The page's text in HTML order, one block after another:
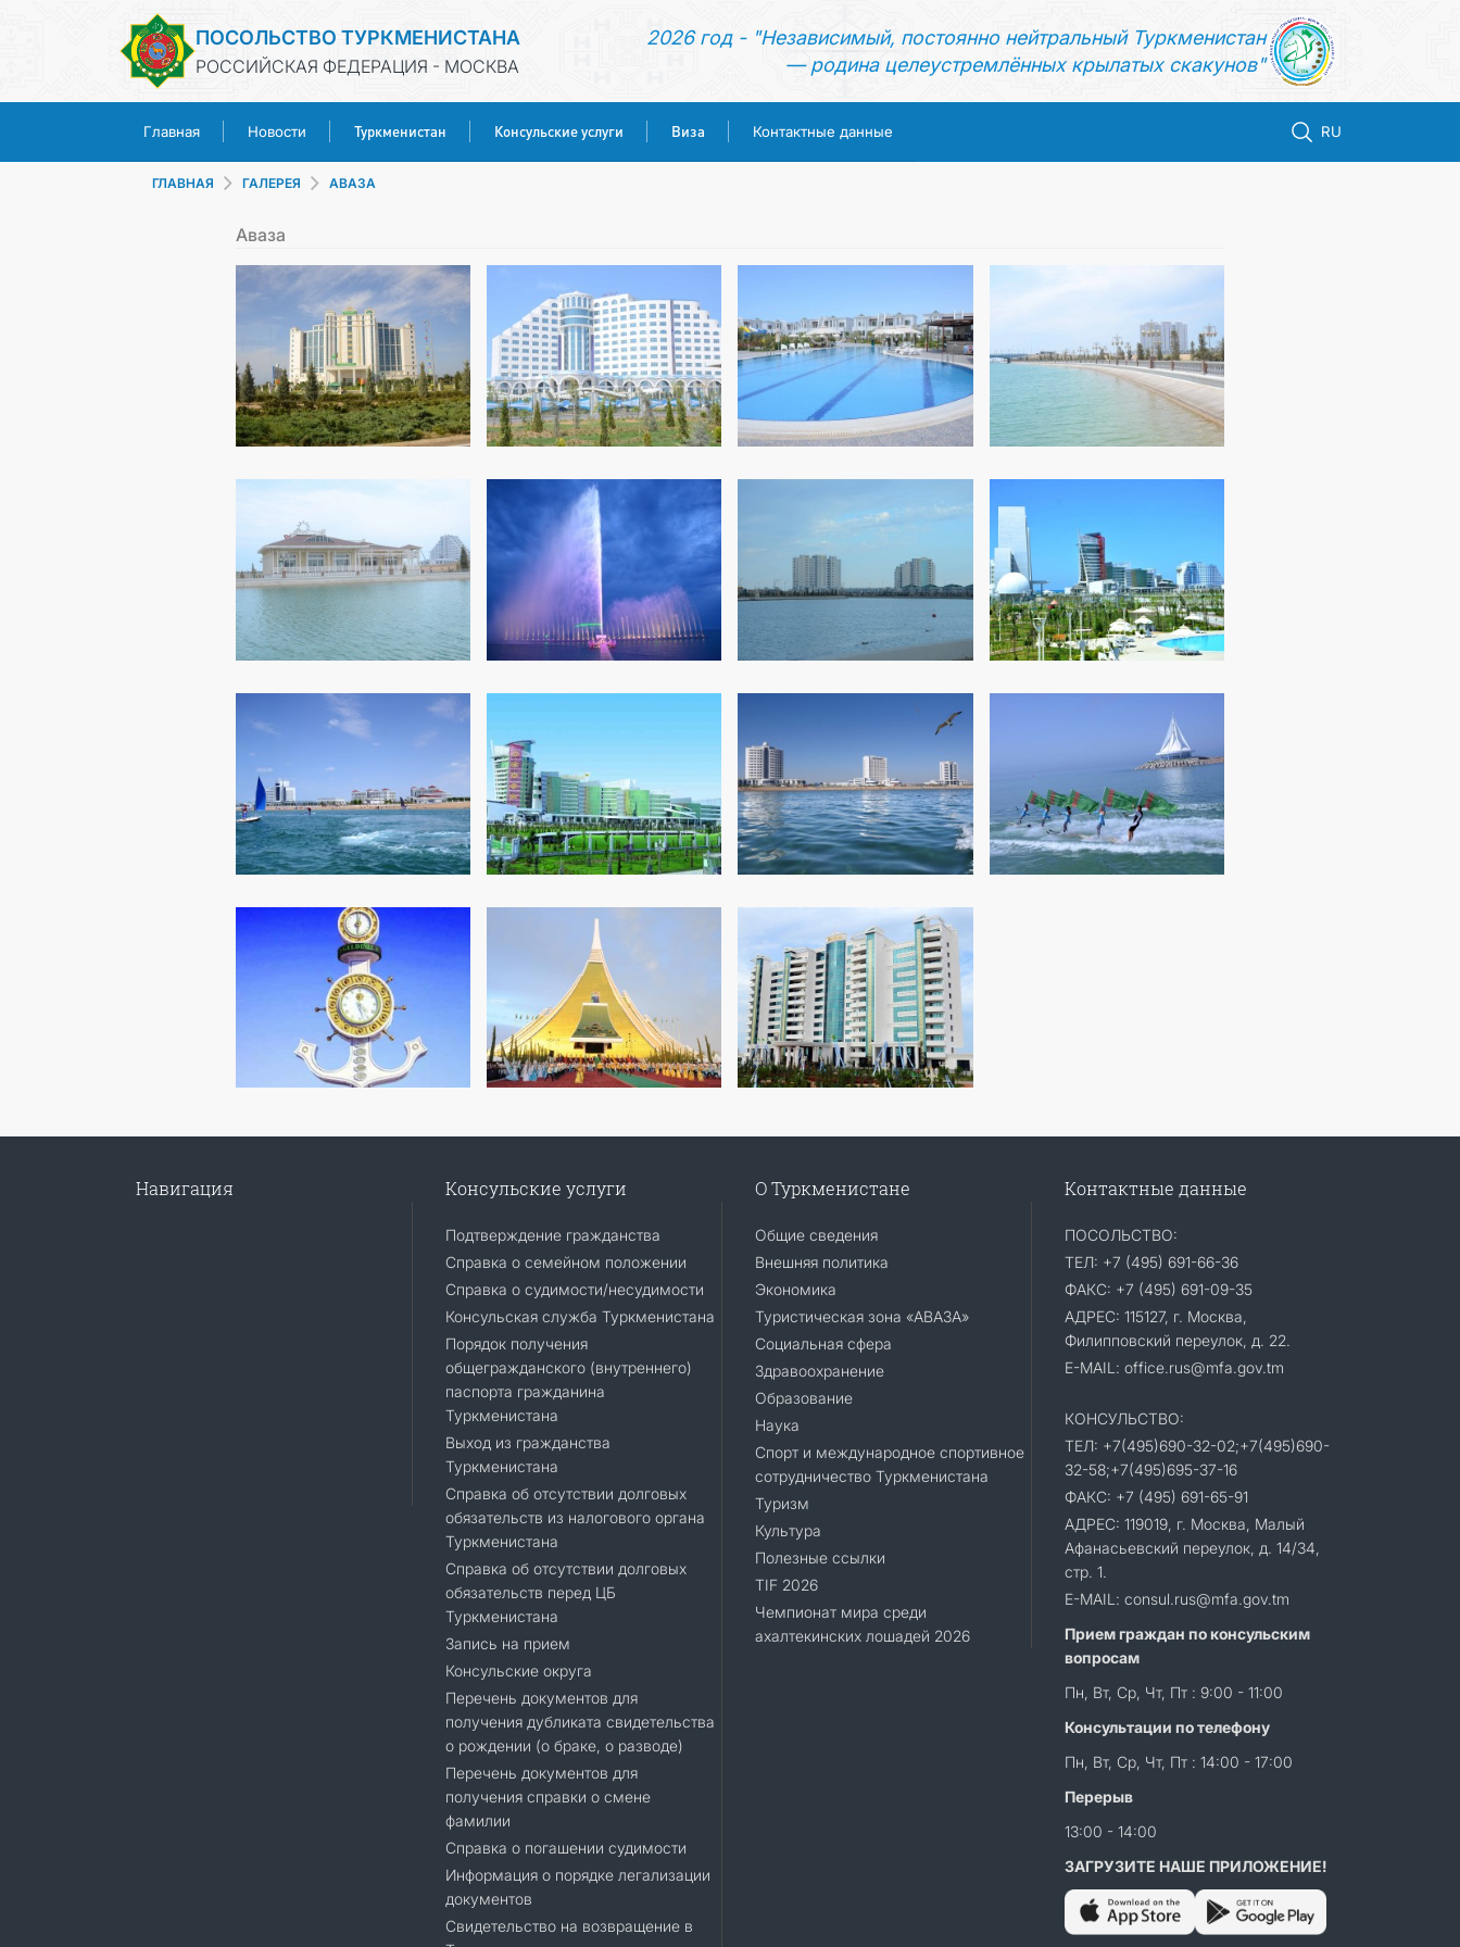
ПОСОЛЬСТВО ТУРКМЕНИСТАНА
РОССИЙСКАЯ ФЕДЕРАЦИЯ - МОСКВА
2026 год - "Независимый, постоянно нейтральный Туркменистан
— родина целеустремлённых крылатых скакунов"
Главная Новости Туркменистан Консульские услуги Виза Контактные данные RU
ТУРКМЕНИСТАН
КОНСУЛЬСКИЕ УСЛУГИ
ВИЗА
КОНТАКТНЫЕ ДАННЫЕ
ГЛАВНАЯ ГАЛЕРЕЯ АВАЗА
Аваза
Навигация Консульские услуги
Подтверждение гражданства
Справка о семейном положении
Справка о судимости/несудимости
Консульская служба Туркменистана
Порядок получения
общегражданского (внутреннего)
паспорта гражданина
Туркменистана
Выход из гражданства
Туркменистана
Справка об отсутствии долговых
обязательств из налогового органа
Туркменистана
Справка об отсутствии долговых
обязательств перед ЦБ
Туркменистана
Запись на прием
Консульские округа
Перечень документов для
получения дубликата свидетельства
о рождении (о браке, о разводе)
Перечень документов для
получения справки о смене
фамилии
Справка о погашении судимости
Информация о порядке легализации
документов
Cвидетельство на возвращение в
О Туркменистане
Общие сведения
Внешняя политика
Экономика
Туристическая зона «АВАЗА»
Социальная сфера
Здравоохранение
Образование
Наука
Спорт и международное спортивное
сотрудничество Туркменистана
Туризм
Культура
Полезные ссылки
TIF 2026
Чемпионат мира среди
ахалтекинских лошадей 2026
Контактные данные
ПОСОЛЬСТВО:
ТЕЛ: +7 (495) 691-66-36
ФАКС: +7 (495) 691-09-35
АДРЕС: 115127, г. Москва,
Филипповский переулок, д. 22.
E-MAIL: office.rus@mfa.gov.tm
КОНСУЛЬСТВО:
ТЕЛ: +7(495)690-32-02;+7(495)690-
32-58;+7(495)695-37-16
ФАКС: +7 (495) 691-65-91
АДРЕС: 119019, г. Москва, Малый
Афанасьевский переулок, д. 14/34,
стр. 1.
E-MAIL: consul.rus@mfa.gov.tm
Прием граждан по консульским
вопросам
Пн, Вт, Ср, Чт, Пт : 9:00 - 11:00
Консультации по телефону
Пн, Вт, Ср, Чт, Пт : 14:00 - 17:00
Перерыв
13:00 - 14:00
ЗАГРУЗИТЕ НАШЕ ПРИЛОЖЕНИЕ!